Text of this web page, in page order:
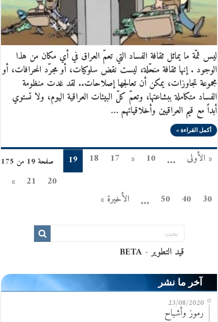
ليس ثمّة ما يماثل ثقافة الفساد التي تعمّ العراق في أي مكان من هذا
الوجود . إنها ثقافة منحّلة، ليست نقض سلوكيات، أو مجرّد انحرافات، أو
مجموعة تجاوزات، يمكن أن تعالجها إصلاحات.. لقد غدت منظومة
الفساد متكاملة ببشاعتها، وتعمّ كلّ البيئات العراقية اليوم، ولا تستوي
أبداً مع قيم العراقيين وأخلاقياتهم …
أكمل القراءة »
صفحة 19 من 175 « الأولى ...
10
«
17
18
19
20
21
»
30
40
50
... الأخيرة »
آخر ما نشر
23/08/2020
رموز وأشباح